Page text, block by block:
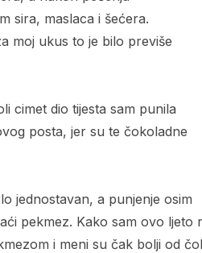
sira, maslaca i šećera.
moj ukus to je bilo previše
cimet dio tijesta sam punila
posta, jer su te čokoladne
jednostavan, a punjenje osim
pekmez. Kako sam ovo ljeto
i meni su čak bolji od